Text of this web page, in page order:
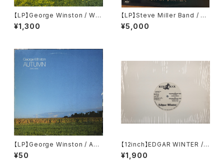
【LP】George Winston / Win
ter Into Spring
¥1,300
【LP】Steve Miller Band / Bo
ok Of Dreams
¥5,000
【LP】George Winston / Aut
umn
¥50
【12inch】EDGAR WINTER / F
RANKENSTEIN 1984
¥1,900